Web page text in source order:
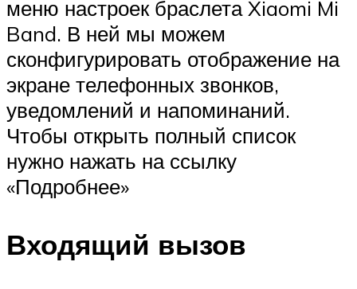
меню настроек браслета Xiaomi Mi
Band. В ней мы можем
сконфигурировать отображение на
экране телефонных звонков,
уведомлений и напоминаний.
Чтобы открыть полный список
нужно нажать на ссылку
«Подробнее»
Входящий вызов